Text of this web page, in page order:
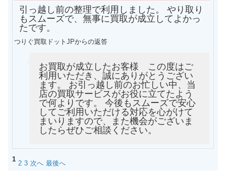
引っ越し前の整理で利用しました。 やり取り
もスムーズで、無事に買取が成立してよかっ
たです。
つりぐ買取ドットJPからの返答
お買取が成立したお客様 この度はご
利用いただき、誠にありがとうござい
ます。 お引っ越し前のお忙しい中、当
店の買取サービスがお役に立てたよう
で何よりです。 今後もスムーズで安心
してご利用いただける対応を心がけて
まいりますので、また機会がございま
したらぜひご相談ください。
1
2 3 次へ 最後へ